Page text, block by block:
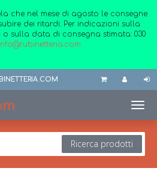
che nel mese di agosto le consegne
dei ritardi. Per indicazioni sulla
sulla data di consegna stimata: 030
Ricerca prodotti